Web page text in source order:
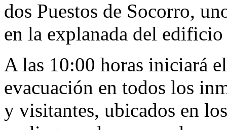
dos Puestos de Socorro,
en la explanada del
A las 10:00 horas iniciará
evacuación en todos los
y visitantes, ubicados en